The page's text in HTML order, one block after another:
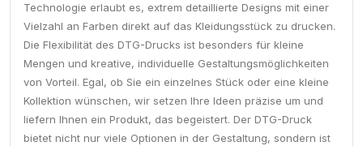
Technologie erlaubt es, extrem detaillierte Designs mit einer
Vielzahl an Farben direkt auf das Kleidungsstück zu drucken.
Die Flexibilität des DTG-Drucks ist besonders für kleine
Mengen und kreative, individuelle Gestaltungsmöglichkeiten
von Vorteil. Egal, ob Sie ein einzelnes Stück oder eine kleine
Kollektion wünschen, wir setzen Ihre Ideen präzise um und
liefern Ihnen ein Produkt, das begeistert. Der DTG-Druck
bietet nicht nur viele Optionen in der Gestaltung, sondern ist